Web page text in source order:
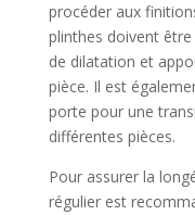
procéder aux
plinthes doivent
de dilatation et
pièce. Il est
porte pour une
différentes pièces.
Pour assurer la
régulier est